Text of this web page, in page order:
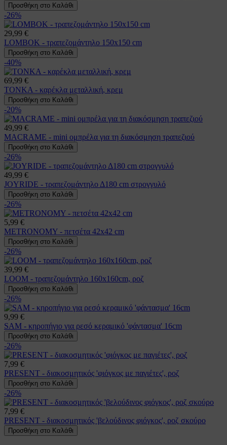
Προσθήκη στο Καλάθι
-26%
29,99 €
LOMBOK - τραπεζομάντηλο 150x150 cm
Προσθήκη στο Καλάθι
-40%
69,99 €
TONKA - καρέκλα μεταλλική, κρεμ
Προσθήκη στο Καλάθι
-20%
49,99 €
MACRAME - mini ομπρέλα για τη διακόσμηση τραπεζιού
Προσθήκη στο Καλάθι
-26%
49,99 €
JOYRIDE - τραπεζομάντηλο Δ180 cm στρογγυλό
Προσθήκη στο Καλάθι
-26%
5,99 €
METRONOMY - πετσέτα 42x42 cm
Προσθήκη στο Καλάθι
-26%
39,99 €
LOOM - τραπεζομάντηλο 160x160cm, ροζ
Προσθήκη στο Καλάθι
-26%
9,99 €
SAM - κηροπήγιο για ρεσό κεραμικό 'φάντασμα' 16cm
Προσθήκη στο Καλάθι
-26%
7,99 €
PRESENT - διακοσμητικός 'φιόγκος με παγιέτες', ροζ
Προσθήκη στο Καλάθι
-26%
7,99 €
PRESENT - διακοσμητικός 'βελούδινος φιόγκος', ροζ σκούρο
Προσθήκη στο Καλάθι